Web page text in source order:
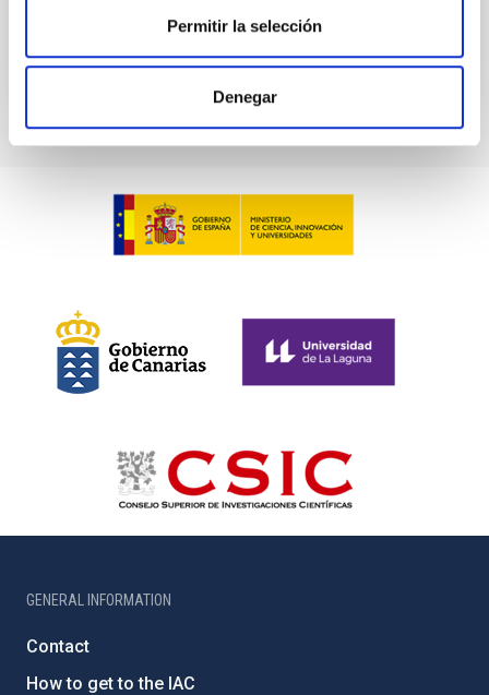
Permitir la selección
Denegar
GENERAL INFORMATION
Contact
How to get to the IAC